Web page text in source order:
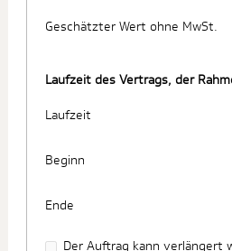
Geschätzter Wert ohne MwSt.
Laufzeit des Vertrags, der
Laufzeit
Beginn
Ende
Der Auftrag kann verlängert